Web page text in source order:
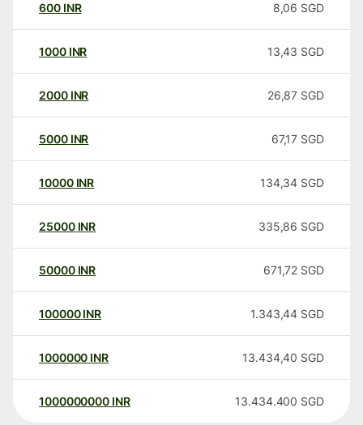
600 INR 8,06 SGD
1000 INR 13,43 SGD
2000 INR 26,87 SGD
5000 INR 67,17 SGD
10000 INR 134,34 SGD
25000 INR 335,86 SGD
50000 INR 671,72 SGD
100000 INR 1.343,44 SGD
1000000 INR 13.434,40 SGD
1000000000 INR 13.434.400 SGD